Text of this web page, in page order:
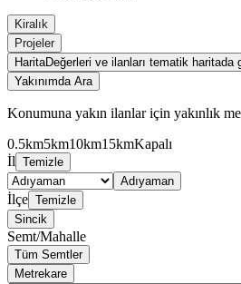
Kiralık
Projeler
HaritaDeğerleri ve ilanları tematik haritada
Yakınımda Ara
Konumuna yakın ilanlar için yakınlık
0.5km5km10km15kmKapalı
İl Temizle
Adıyaman
İlçe Temizle
Sincik
Semt/Mahalle
Tüm Semtler
Metrekare